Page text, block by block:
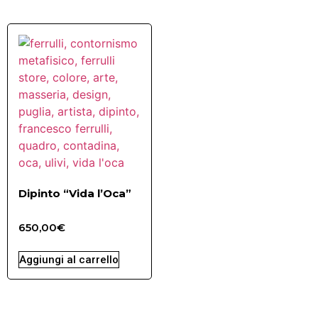
Dipinto “Vida l’Oca”
650,00€
Aggiungi al carrello